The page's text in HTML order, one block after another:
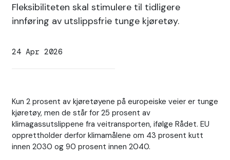
Fleksibiliteten skal stimulere til tidligere
innføring av utslippsfrie tunge kjøretøy.
24 Apr 2026
Kun 2 prosent av kjøretøyene på europeiske veier er tunge
kjøretøy, men de står for 25 prosent av
klimagassutslippene fra veitransporten, ifølge Rådet. EU
opprettholder derfor klimamålene om 43 prosent kutt
innen 2030 og 90 prosent innen 2040.